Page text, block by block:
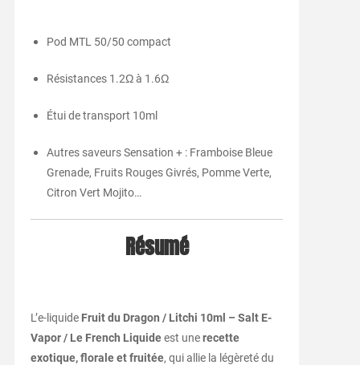
Pod MTL 50/50 compact
Résistances 1.2Ω à 1.6Ω
Étui de transport 10ml
Autres saveurs Sensation + : Framboise Bleue
Grenade, Fruits Rouges Givrés, Pomme Verte,
Citron Vert Mojito…
Résumé
L’e-liquide Fruit du Dragon / Litchi 10ml – Salt E-
Vapor / Le French Liquideest unerecette
exotique, florale et fruitée, qui allie la légèreté du